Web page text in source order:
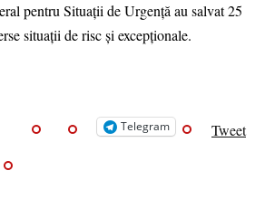
pentru Situații de Urgență au salvat 25
situații de risc și excepționale.
Telegram Tweet